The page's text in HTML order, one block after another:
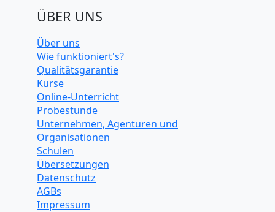
ÜBER UNS
Über uns
Wie funktioniert's?
Qualitätsgarantie
Kurse
Online-Unterricht
Probestunde
Unternehmen, Agenturen und
Organisationen
Schulen
Übersetzungen
Datenschutz
AGBs
Impressum